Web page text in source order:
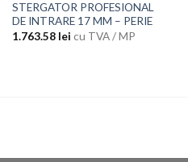
STERGATOR PROFESIONAL
DE INTRARE 17 MM – PERIE
1.763.58 lei cu TVA / MP